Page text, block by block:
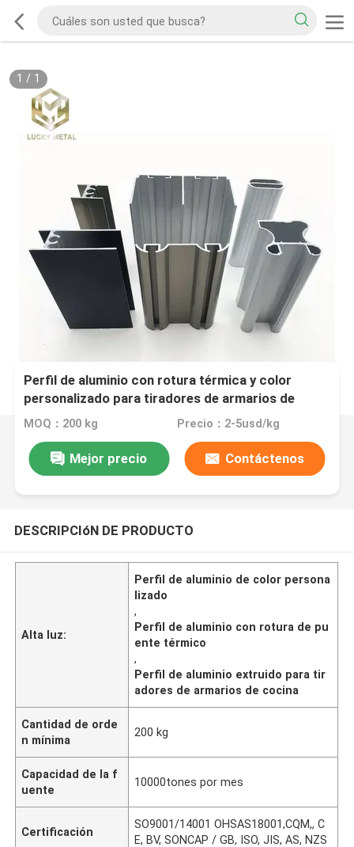
1 / 1
Perfil de aluminio con rotura térmica y color
personalizado para tiradores de armarios de
cocina y puertas de armarios
MOQ：200 kg Precio：2-5usd/kg
Mejor precio Contáctenos
DESCRIPCIóN DE PRODUCTO
Alta luz:
Perfil de aluminio de color persona
lizado
,
Perfil de aluminio con rotura de pu
ente térmico
,
Perfil de aluminio extruido para tir
adores de armarios de cocina
Cantidad de orde
n mínima
200 kg
Capacidad de la f
uente
10000tones por mes
Certificación
SO9001/14001 OHSAS18001,CQM,, C
E, BV, SONCAP / GB, ISO, JIS, AS, NZS